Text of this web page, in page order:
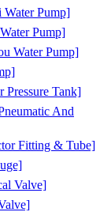
Pump]
Pump]
Water Pump]
Tank]
And
Fitting & Tube]
Valve]